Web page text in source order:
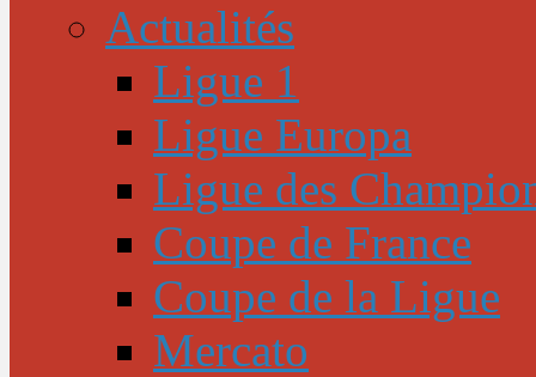
Actualités
Ligue 1
Ligue Europa
Ligue des
Coupe de France
Coupe de la Ligue
Mercato